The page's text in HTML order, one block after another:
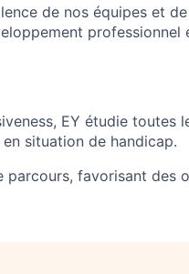
de nos équipes et
professionnel
EY étudie toutes
situation de handicap.
parcours, favorisant des